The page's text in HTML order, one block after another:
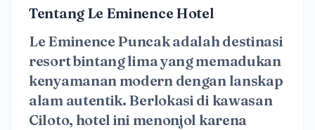
Tentang Le Eminence Hotel
Le Eminence Puncak adalah destinasi
resort bintang lima yang memadukan
kenyamanan modern dengan lanskap
alam autentik. Berlokasi di kawasan
Ciloto, hotel ini menonjol karena